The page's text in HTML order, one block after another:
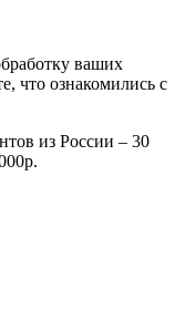
ваших
что ознакомились с
из России – 30